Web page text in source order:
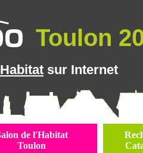
Toulon
sur Internet
de l'Habitat
Toulon